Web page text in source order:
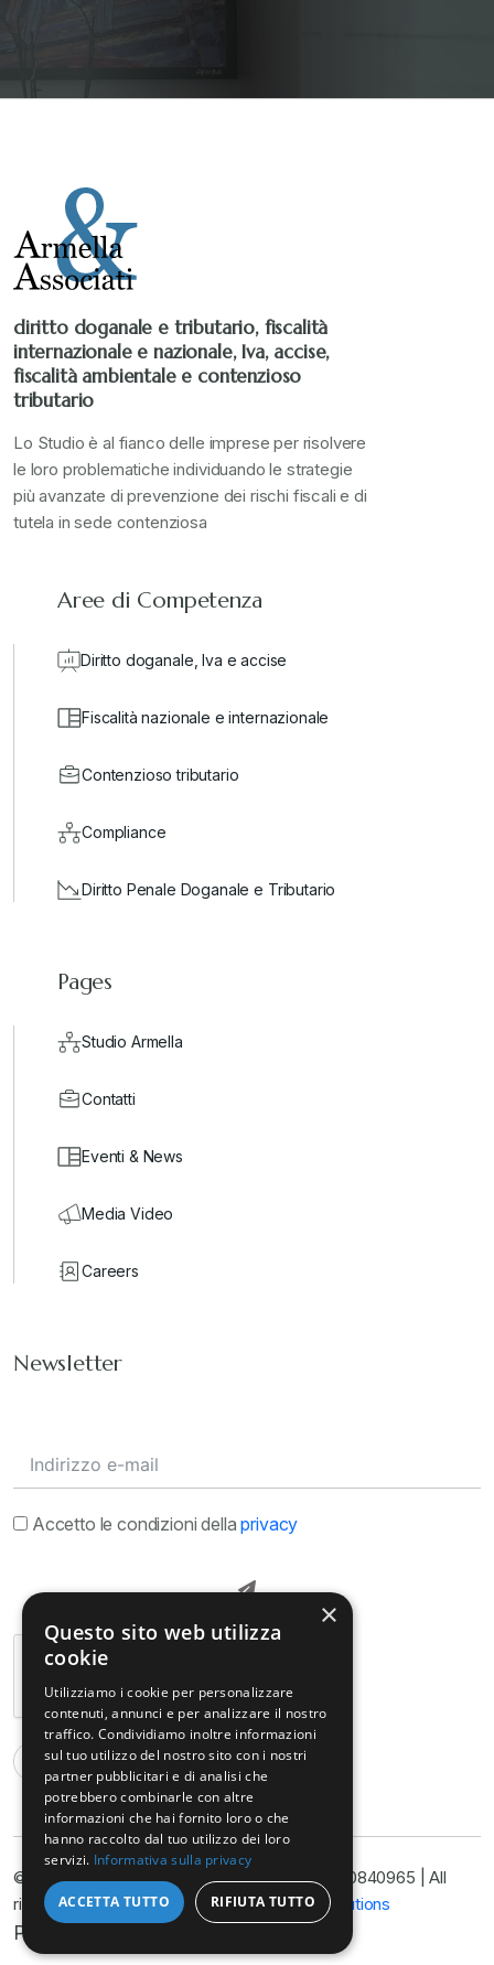
diritto doganale e tributario, fiscalità
internazionale e nazionale, Iva, accise,
fiscalità ambientale e contenzioso
tributario
Lo Studio è al fianco delle imprese per risolvere
le loro problematiche individuando le strategie
più avanzate di prevenzione dei rischi fiscali e di
tutela in sede contenziosa
Aree di Competenza
Diritto doganale, Iva e accise
Fiscalità nazionale e internazionale
Contenzioso tributario
Compliance
Diritto Penale Doganale e Tributario
Pages
Studio Armella
Contatti
Eventi & News
Media Video
Careers
Newsletter
Accetto le condizioni dellaprivacy
© Copyright@ Studio Legale Armella P.I. 11090840965 | All
rights reserved 2025 | Developed byNyx Solutions
Privacy Policy
×
Questo sito web utilizza
cookie
Utilizziamo i cookie per personalizzare
contenuti, annunci e per analizzare il nostro
traffico. Condividiamo inoltre informazioni
sul tuo utilizzo del nostro sito con i nostri
partner pubblicitari e di analisi che
potrebbero combinarle con altre
informazioni che hai fornito loro o che
hanno raccolto dal tuo utilizzo dei loro
servizi. Informativa sulla privacy
ACCETTA TUTTO RIFIUTA TUTTO